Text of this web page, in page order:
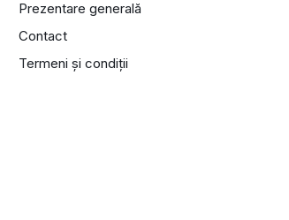
Prezentare generală
Contact
Termeni și condiții